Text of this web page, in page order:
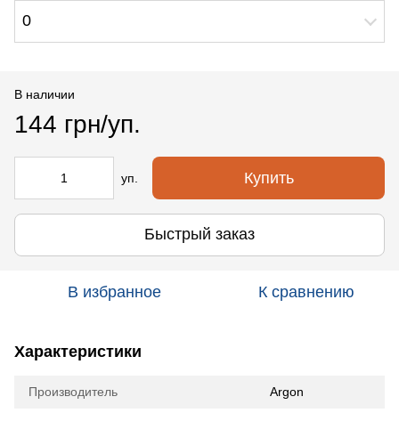
0
В наличии
144 грн/уп.
уп. Купить
Быстрый заказ
В избранное К сравнению
Характеристики
Производитель Argon